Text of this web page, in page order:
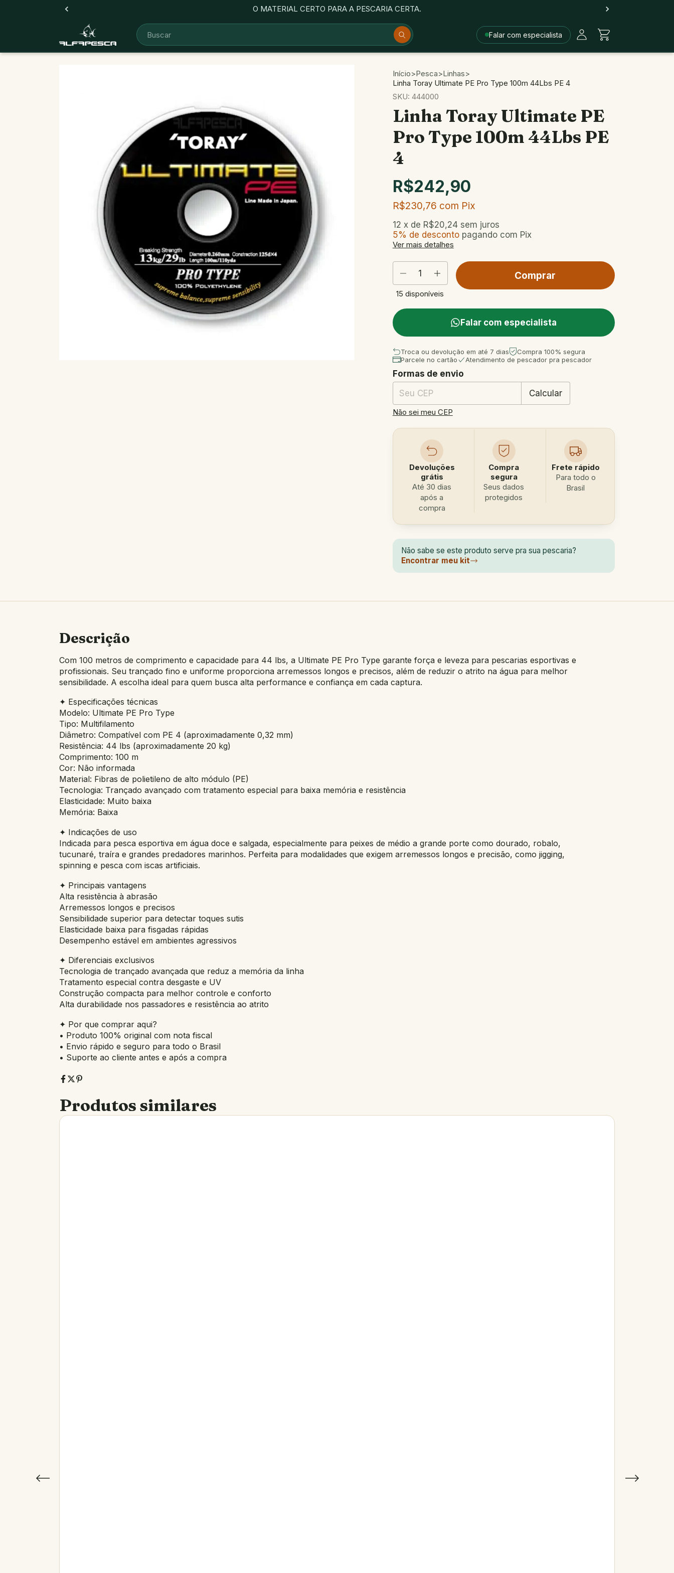
O MATERIAL CERTO PARA A PESCARIA CERTA.
Falar com especialista
Início>Pesca>Linhas>
Linha Toray Ultimate PE Pro Type 100m 44Lbs PE 4
SKU: 444000
Linha Toray Ultimate PE
Pro Type 100m 44Lbs PE
4
R$242,90
R$230,76 com Pix
12 x de R$20,24 sem juros
5% de descontopagando com Pix
Ver mais detalhes
15 disponíveis
Falar com especialista
Troca ou devolução em até 7 dias
Compra 100% segura
Parcele no cartão
Atendimento de pescador pra pescador
Entregas para o CEP:
Formas de envio
Calcular
Não sei meu CEP
Devoluções
grátis
Até 30 dias
após a
compra
Compra
segura
Seus dados
protegidos
Frete rápido
Para todo o
Brasil
Não sabe se este produto serve pra sua pescaria?
Encontrar meu kit
Descrição
Com 100 metros de comprimento e capacidade para 44 lbs, a Ultimate PE Pro Type garante força e leveza para pescarias esportivas e
profissionais. Seu trançado fino e uniforme proporciona arremessos longos e precisos, além de reduzir o atrito na água para melhor
sensibilidade. A escolha ideal para quem busca alta performance e confiança em cada captura.
✦ Especificações técnicas
Modelo: Ultimate PE Pro Type
Tipo: Multifilamento
Diâmetro: Compatível com PE 4 (aproximadamente 0,32 mm)
Resistência: 44 lbs (aproximadamente 20 kg)
Comprimento: 100 m
Cor: Não informada
Material: Fibras de polietileno de alto módulo (PE)
Tecnologia: Trançado avançado com tratamento especial para baixa memória e resistência
Elasticidade: Muito baixa
Memória: Baixa
✦ Indicações de uso
Indicada para pesca esportiva em água doce e salgada, especialmente para peixes de médio a grande porte como dourado, robalo,
tucunaré, traíra e grandes predadores marinhos. Perfeita para modalidades que exigem arremessos longos e precisão, como jigging,
spinning e pesca com iscas artificiais.
✦ Principais vantagens
Alta resistência à abrasão
Arremessos longos e precisos
Sensibilidade superior para detectar toques sutis
Elasticidade baixa para fisgadas rápidas
Desempenho estável em ambientes agressivos
✦ Diferenciais exclusivos
Tecnologia de trançado avançada que reduz a memória da linha
Tratamento especial contra desgaste e UV
Construção compacta para melhor controle e conforto
Alta durabilidade nos passadores e resistência ao atrito
✦ Por que comprar aqui?
• Produto 100% original com nota fiscal
• Envio rápido e seguro para todo o Brasil
• Suporte ao cliente antes e após a compra
Produtos similares